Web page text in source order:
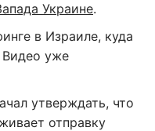
Украине.
в Израиле, куда
Видео уже
утверждать, что
отправку